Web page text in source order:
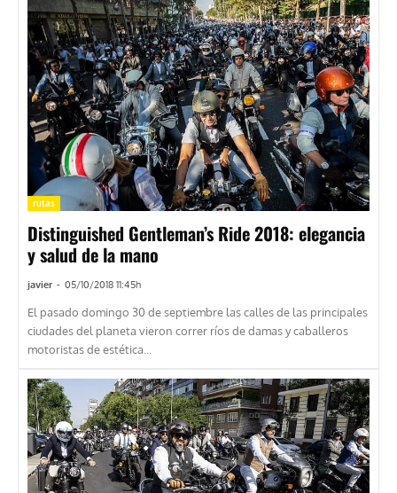
rutas
Distinguished Gentleman’s Ride 2018: elegancia
y salud de la mano
javier - 05/10/2018 11:45h
El pasado domingo 30 de septiembre las calles de las principales
ciudades del planeta vieron correr ríos de damas y caballeros
motoristas de estética...